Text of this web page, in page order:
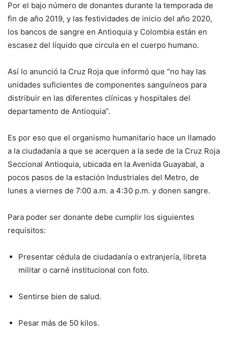
Por el bajo número de donantes durante la temporada de
fin de año 2019, y las festividades de inicio del año 2020,
los bancos de sangre en Antioquia y Colombia están en
escasez del líquido que circula en el cuerpo humano.
Así lo anunció la Cruz Roja que informó que “no hay las
unidades suficientes de componentes sanguíneos para
distribuir en las diferentes clínicas y hospitales del
departamento de Antioquia”.
Es por eso que el organismo humanitario hace un llamado
a la ciudadanía a que se acerquen a la sede de la Cruz Roja
Seccional Antioquia, ubicada en la Avenida Guayabal, a
pocos pasos de la estación Industriales del Metro, de
lunes a viernes de 7:00 a.m. a 4:30 p.m. y donen sangre.
Para poder ser donante debe cumplir los siguientes
requisitos:
Presentar cédula de ciudadanía o extranjería, libreta
militar o carné institucional con foto.
Sentirse bien de salud.
Pesar más de 50 kilos.